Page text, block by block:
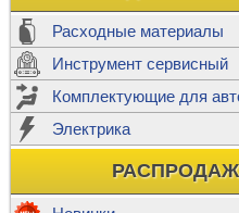
Расходные материалы
Инструмент сервисный
Комплектующие для
Электрика